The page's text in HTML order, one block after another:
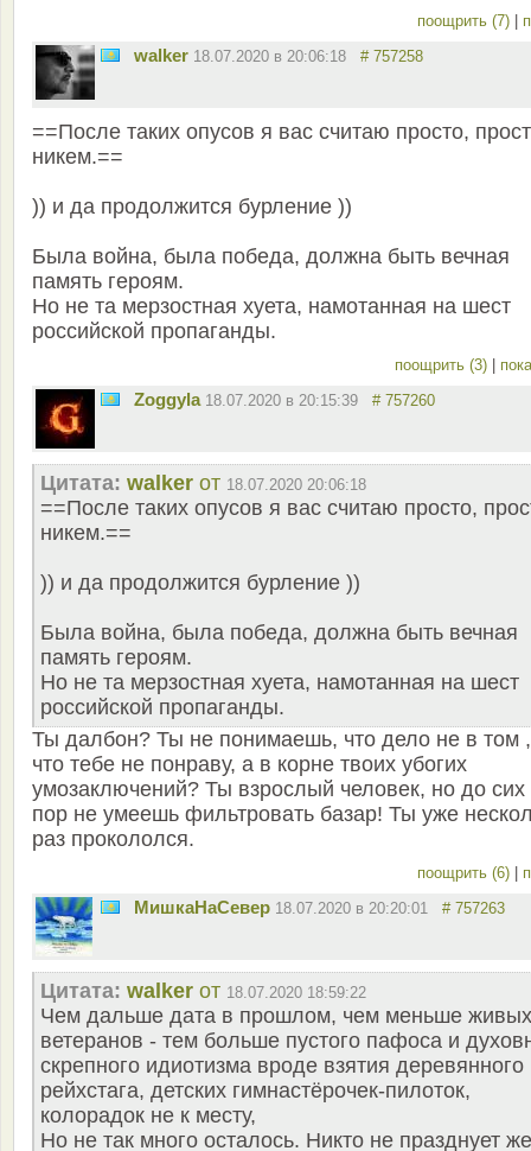
поощрить (7)
walker 18.07.2020 в 20:06:18 # 757258
==После таких опусов я вас считаю просто,
никем.==
)) и да продолжится бурление ))
Была война, была победа, должна быть вечная
память героям.
Но не та мерзостная хуета, намотанная на шест
российской пропаганды.
поощрить (3)
Zoggyla 18.07.2020 в 20:15:39 # 757260
Цитата: walker от 18.07.2020 20:06:18
==После таких опусов я вас считаю просто,
никем.==
)) и да продолжится бурление ))
Была война, была победа, должна быть вечная
память героям.
Но не та мерзостная хуета, намотанная на шест
российской пропаганды.
Ты далбон? Ты не понимаешь, что дело не в том ,
что тебе не понраву, а в корне твоих убогих
умозаключений? Ты взрослый человек, но до сих
пор не умеешь фильтровать базар! Ты уже
раз прокололся.
поощрить (6)
МишкаНаСевер 18.07.2020 в 20:20:01 # 757263
Цитата: walker от 18.07.2020 18:59:22
Чем дальше дата в прошлом, чем меньше живых
ветеранов - тем больше пустого пафоса и
скрепного идиотизма вроде взятия деревянного
рейхстага, детских гимнастёрочек-пилоток,
колорадок не к месту,
Но не так много осталось. Никто не празднует же